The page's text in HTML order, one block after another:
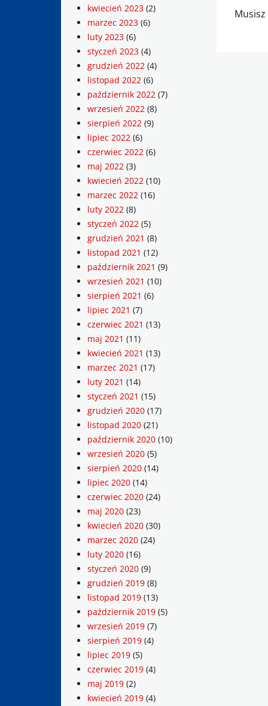
Musisz
kwiecień 2023 (2)
marzec 2023 (6)
luty 2023 (6)
styczeń 2023 (4)
grudzień 2022 (4)
listopad 2022 (6)
październik 2022 (7)
wrzesień 2022 (8)
sierpień 2022 (9)
lipiec 2022 (6)
czerwiec 2022 (6)
maj 2022 (3)
kwiecień 2022 (10)
marzec 2022 (16)
luty 2022 (8)
styczeń 2022 (5)
grudzień 2021 (8)
listopad 2021 (12)
październik 2021 (9)
wrzesień 2021 (10)
sierpień 2021 (6)
lipiec 2021 (7)
czerwiec 2021 (13)
maj 2021 (11)
kwiecień 2021 (13)
marzec 2021 (17)
luty 2021 (14)
styczeń 2021 (15)
grudzień 2020 (17)
listopad 2020 (21)
październik 2020 (10)
wrzesień 2020 (5)
sierpień 2020 (14)
lipiec 2020 (14)
czerwiec 2020 (24)
maj 2020 (23)
kwiecień 2020 (30)
marzec 2020 (24)
luty 2020 (16)
styczeń 2020 (9)
grudzień 2019 (8)
listopad 2019 (13)
październik 2019 (5)
wrzesień 2019 (7)
sierpień 2019 (4)
lipiec 2019 (5)
czerwiec 2019 (4)
maj 2019 (2)
kwiecień 2019 (4)